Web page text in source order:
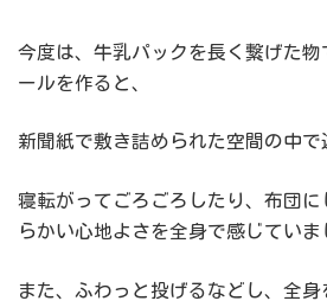
今度は、牛乳パックを長く繋げた
ールを作ると、
新聞紙で敷き詰められた空間の中で
寝転がってごろごろしたり、布団
らかい心地よさを全身で感じていま
また、ふわっと投げるなどし、全